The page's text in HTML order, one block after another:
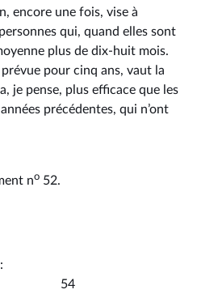
encore une fois, vise à
qui, quand elles sont
plus de dix-huit mois.
pour cinq ans, vaut la
je pense, plus efficace que les
précédentes, qui n’ont
no 52.
54